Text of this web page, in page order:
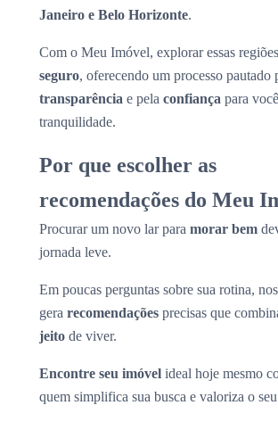
Janeiro e Belo Horizonte.
Com o Meu Imóvel, explorar essas
seguro, oferecendo um processo pautado
transparência e pela confiança para
tranquilidade.
Por que escolher as
recomendações do Meu
Procurar um novo lar para morar bem
jornada leve.
Em poucas perguntas sobre sua rotina,
gera recomendações precisas que
jeito de viver.
Encontre seu imóvel ideal hoje mesmo
quem simplifica sua busca e valoriza o